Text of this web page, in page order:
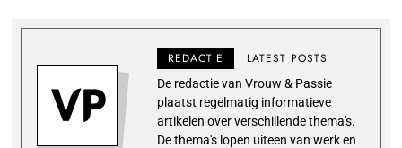
REDACTIE LATEST POSTS
De redactie van Vrouw & Passie
plaatst regelmatig informatieve
artikelen over verschillende thema's.
De thema's lopen uiteen van werk en